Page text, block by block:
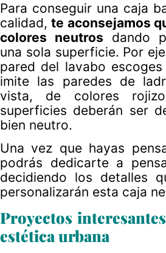
Para conseguir una caja
calidad,te aconsejamos
colores neutros dando
una sola superficie. Por
pared del lavabo
imite las paredes de
vista, de colores
superficies deberán ser
bien neutro.
Una vez que hayas
podrás dedicarte a
decidiendo los detalles
personalizarán esta caja
Proyectos
estética urbana